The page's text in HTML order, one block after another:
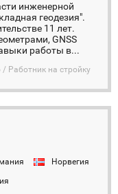
инженерной
геодезия".
11 лет.
GNSS
работы в...
/ Работник на стройку
Норвегия